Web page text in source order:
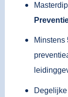
Minstens